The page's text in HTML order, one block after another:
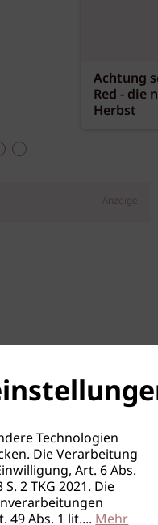
Achtung
Red - die
Herbst
Anzeige
Technologien
Die Verarbeitung
Art. 6 Abs.
S. 2 TKG 2021. Die
49 Abs. 1 lit....Mehr